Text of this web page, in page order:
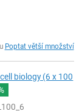
Poptat větší množství
biology (6 x 100